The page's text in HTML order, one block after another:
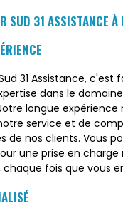
SUD 31 ASSISTANCE À
31 Assistance, c'est
dans le
longue expérience
service et de
de nos clients. Vous
une prise en
fois que vous